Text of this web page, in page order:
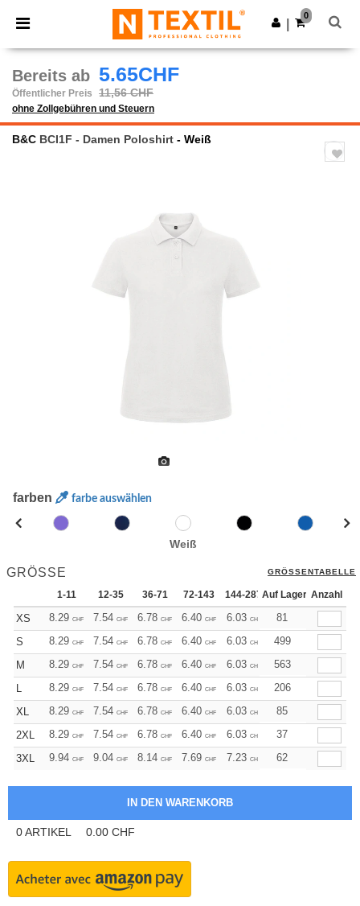
× Ntextil App
Bessere Preise in der App!
App holen
0
Bereits ab 5.65CHF
Öffentlicher Preis 11,56 CHF
ohne Zollgebühren und Steuern
B&C BCI1F - Damen Poloshirt - Weiß
farben farbe auswählen
Weiß
GRÖSSE GRÖSSENTABELLE
1-11 12-35 36-71 72-143 144-287 288 + Mehr
Auf Lager Anzahl
XS 8.29 CHF 7.54 CHF 6.78 CHF 6.40 CHF 6.03 CHF 5.65
81
S
8.29 CHF 7.54 CHF 6.78 CHF 6.40 CHF 6.03 CHF 5.65
499
M
8.29 CHF 7.54 CHF 6.78 CHF 6.40 CHF 6.03 CHF 5.65
563
L
8.29 CHF 7.54 CHF 6.78 CHF 6.40 CHF 6.03 CHF 5.65
206
XL
8.29 CHF 7.54 CHF 6.78 CHF 6.40 CHF 6.03 CHF 5.65
85
2XL
8.29 CHF 7.54 CHF 6.78 CHF 6.40 CHF 6.03 CHF 5.65
37
3XL
9.94 CHF 9.04 CHF 8.14 CHF 7.69 CHF 7.23 CHF 6.78
62
0ARTIKEL 0.00 CHF